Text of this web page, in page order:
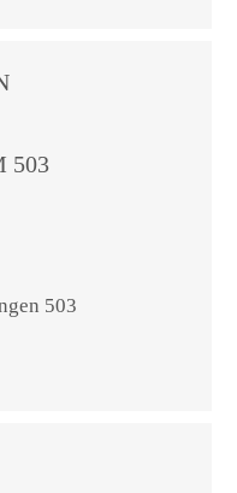
503
503